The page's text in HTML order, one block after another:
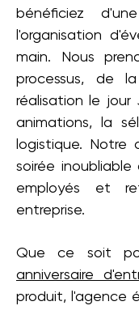
bénéficiez
l'organisation
main. Nous
processus, de
réalisation le
animations, la
logistique.
soirée
employés et
entreprise.
Que ce soit
anniversaire
produit, l'agence